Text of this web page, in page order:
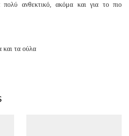
πολύ ανθεκτικό, ακόμα και για το πιο
και τα ούλα